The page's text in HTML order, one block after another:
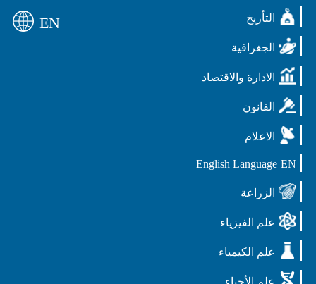
التأريخ
الجغرافية
الادارة والاقتصاد
القانون
الاعلام
EN
English Language
الزراعة
علم الفيزياء
علم الكيمياء
علم الأحياء
EN